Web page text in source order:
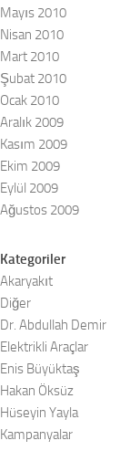
Mayıs 2010
Nisan 2010
Mart 2010
Şubat 2010
Ocak 2010
Aralık 2009
Kasım 2009
Ekim 2009
Eylül 2009
Ağustos 2009
Kategoriler
Akaryakıt
Diğer
Dr. Abdullah Demir
Elektrikli Araçlar
Enis Büyüktaş
Hakan Öksüz
Hüseyin Yayla
Kampanyalar